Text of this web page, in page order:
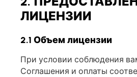
ЛИЦЕНЗИИ
2.1 Объем лицензии
При условии соблюдения
Соглашения и оплаты